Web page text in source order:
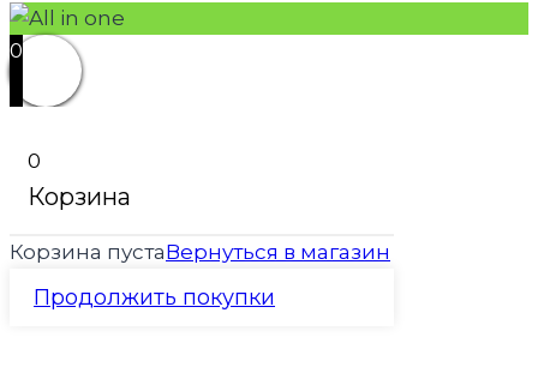
0
0
Корзина
Корзина пустаВернуться в магазин
Продолжить покупки